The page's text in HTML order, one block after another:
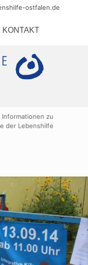
ostfalen.de
KONTAKT
zu
der Lebenshilfe